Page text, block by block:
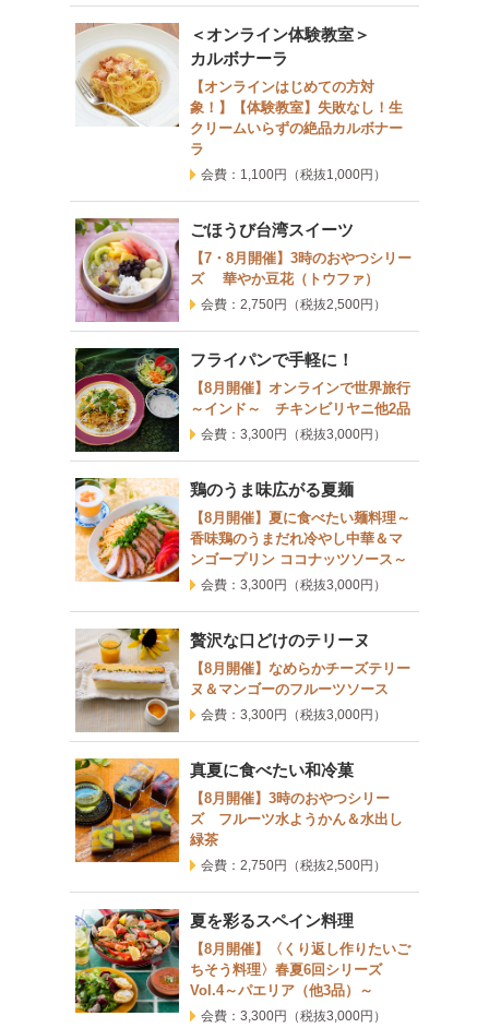
＜オンライン体験教室＞
カルボナーラ
【オンラインはじめての方対
象！】【体験教室】失敗なし！生
クリームいらずの絶品カルボナー
ラ
会費：1,100円 （税抜1,000円）
ごほうび台湾スイーツ
【7・8月開催】3時のおやつシリー
ズ 華やか豆花（トウファ）
会費：2,750円 （税抜2,500円）
フライパンで手軽に！
【8月開催】オンラインで世界旅行
～インド～ チキンビリヤニ他2品
会費：3,300円 （税抜3,000円）
鶏のうま味広がる夏麺
【8月開催】夏に食べたい麺料理～
香味鶏のうまだれ冷やし中華＆マ
ンゴープリン ココナッツソース～
会費：3,300円 （税抜3,000円）
贅沢な口どけのテリーヌ
【8月開催】なめらかチーズテリー
ヌ＆マンゴーのフルーツソース
会費：3,300円 （税抜3,000円）
真夏に食べたい和冷菓
【8月開催】3時のおやつシリー
ズ フルーツ水ようかん＆水出し
緑茶
会費：2,750円 （税抜2,500円）
夏を彩るスペイン料理
【8月開催】〈くり返し作りたいご
ちそう料理〉春夏6回シリーズ
Vol.4～パエリア（他3品）～
会費：3,300円 （税抜3,000円）